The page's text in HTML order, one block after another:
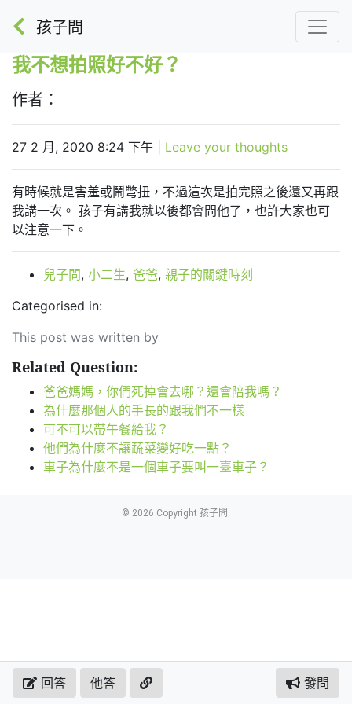
孩子問
我不想拍照好不好？
作者：
27 2 月, 2020 8:24 下午 Leave your thoughts
有時候就是害羞或鬧彆扭，不過這次是拍完照之後還又再跟
我講一次。 孩子有講我就以後都會問他了，也許大家也可
以注意一下。
兒子問, 小二生, 爸爸, 親子的關鍵時刻
Categorised in:
This post was written by
Related Question:
爸爸媽媽，你們死掉會去哪？還會陪我嗎？
為什麼那個人的手長的跟我們不一樣
可不可以帶午餐給我？
他們為什麼不讓蔬菜變好吃一點？
車子為什麼不是一個車子要叫一臺車子？
© 2026 Copyright 孩子問.
回答 他答 發問